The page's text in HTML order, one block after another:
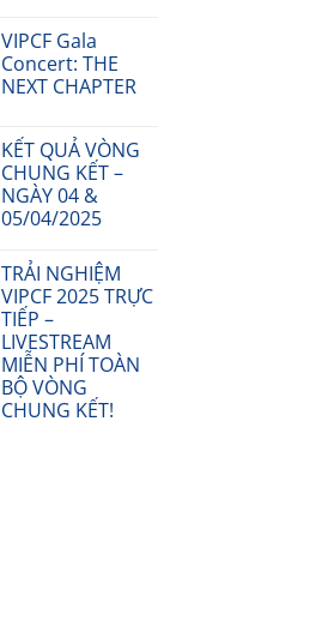
VIPCF Gala
Concert: THE
NEXT CHAPTER
KẾT QUẢ VÒNG
CHUNG KẾT –
NGÀY 04 &
05/04/2025
TRẢI NGHIỆM
VIPCF 2025 TRỰC
TIẾP –
LIVESTREAM
MIỄN PHÍ TOÀN
BỘ VÒNG
CHUNG KẾT!